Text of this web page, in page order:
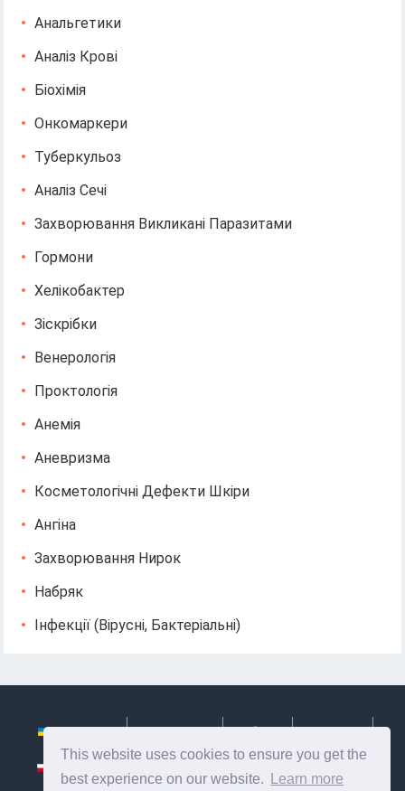
This website uses cookies to ensure you get the
best experience on our website.
Learn more
Анальгетики
Аналіз Крові
Біохімія
Онкомаркери
Туберкульоз
Аналіз Сечі
Захворювання Викликані Паразитами
Гормони
Хелікобактер
Зіскрібки
Венерологія
Проктологія
Анемія
Аневризма
Косметологічні Дефекти Шкіри
Ангіна
Захворювання Нирок
Набряк
Інфекції (вірусні, Бактеріальні)